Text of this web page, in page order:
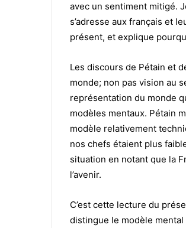
avec un sentiment mitigé.
s’adresse aux français et
présent, et explique
Les discours de Pétain et
monde; non pas vision au
représentation du monde
modèles mentaux. Pétain
modèle relativement
nos chefs étaient plus
situation en notant que la
l’avenir.
C’est cette lecture du
distingue le modèle mental